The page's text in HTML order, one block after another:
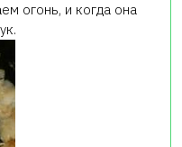
огонь, и когда она